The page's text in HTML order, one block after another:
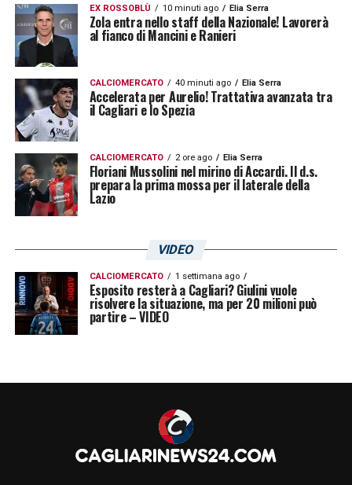
EX ROSSOBLÙ 10 minuti ago Elia Serra
Zola entra nello staff della Nazionale! Lavorerà
al fianco di Mancini e Ranieri
CALCIOMERCATO 40 minuti ago Elia Serra
Accelerata per Aurelio! Trattativa avanzata tra
il Cagliari e lo Spezia
CALCIOMERCATO 2 ore ago Elia Serra
Floriani Mussolini nel mirino di Accardi. Il d.s.
prepara la prima mossa per il laterale della
Lazio
VIDEO
CALCIOMERCATO 1 settimana ago
Esposito resterà a Cagliari? Giulini vuole
risolvere la situazione, ma per 20 milioni può
partire – VIDEO